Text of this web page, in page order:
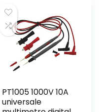
PT1005 1000V 10A
universale